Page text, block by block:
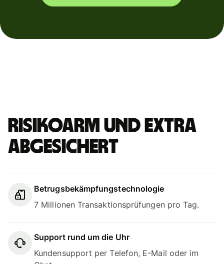
Risikoarm und extra
abgesichert
Betrugsbekämpfungstechnologie
7 Millionen Transaktionsprüfungen pro Tag.
Support rund um die Uhr
Kundensupport per Telefon, E-Mail oder im